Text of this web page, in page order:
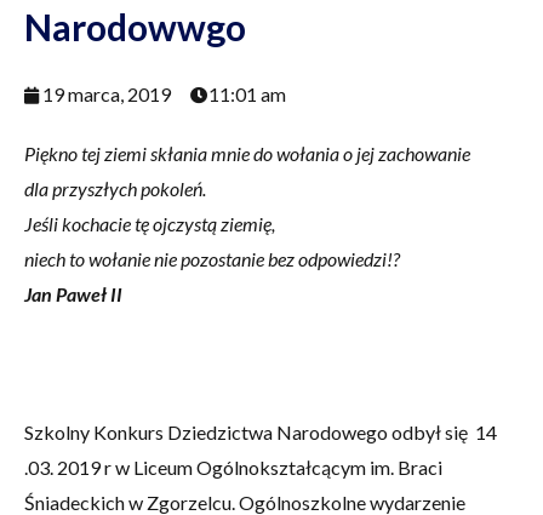
Narodowwgo
19 marca, 2019 11:01 am
Piękno tej ziemi skłania mnie do wołania o jej zachowanie
dla przyszłych pokoleń.
Jeśli kochacie tę ojczystą ziemię,
niech to wołanie nie pozostanie bez odpowiedzi!?
Jan Paweł II
Szkolny Konkurs Dziedzictwa Narodowego odbył się 14
.03. 2019 r w Liceum Ogólnokształcącym im. Braci
Śniadeckich w Zgorzelcu. Ogólnoszkolne wydarzenie